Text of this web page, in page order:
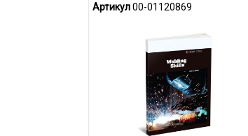
Артикул00-01120869